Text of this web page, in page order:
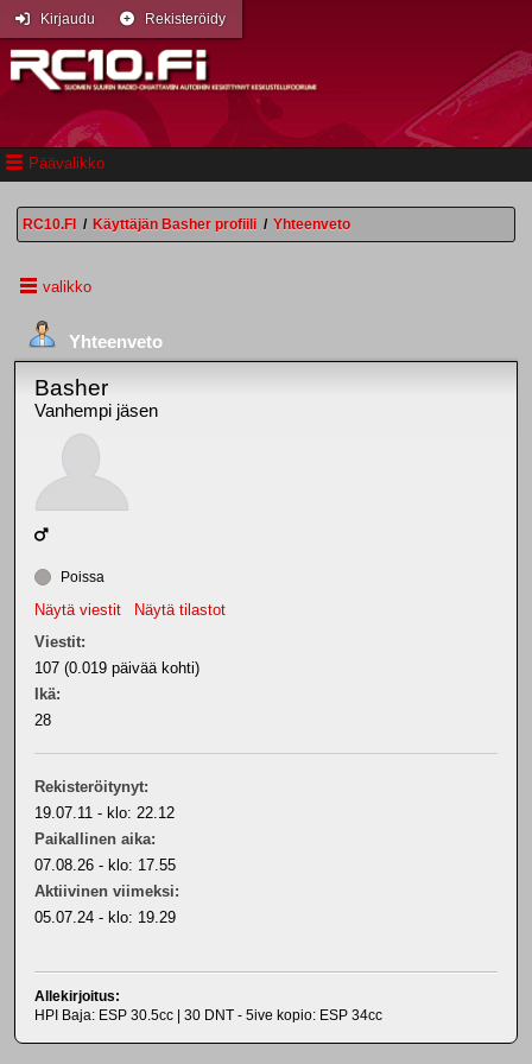
Päävalikko
Kirjaudu Rekisteröidy
RC10.FI / Käyttäjän Basher profiili / Yhteenveto
valikko
Yhteenveto
Basher
Vanhempi jäsen
Poissa
Näytä viestit
Näytä tilastot
Viestit:
107 (0.019 päivää kohti)
Ikä:
28
Rekisteröitynyt:
19.07.11 - klo: 22.12
Paikallinen aika:
07.08.26 - klo: 17.55
Aktiivinen viimeksi:
05.07.24 - klo: 19.29
Allekirjoitus:
HPI Baja: ESP 30.5cc | 30 DNT - 5ive kopio: ESP 34cc